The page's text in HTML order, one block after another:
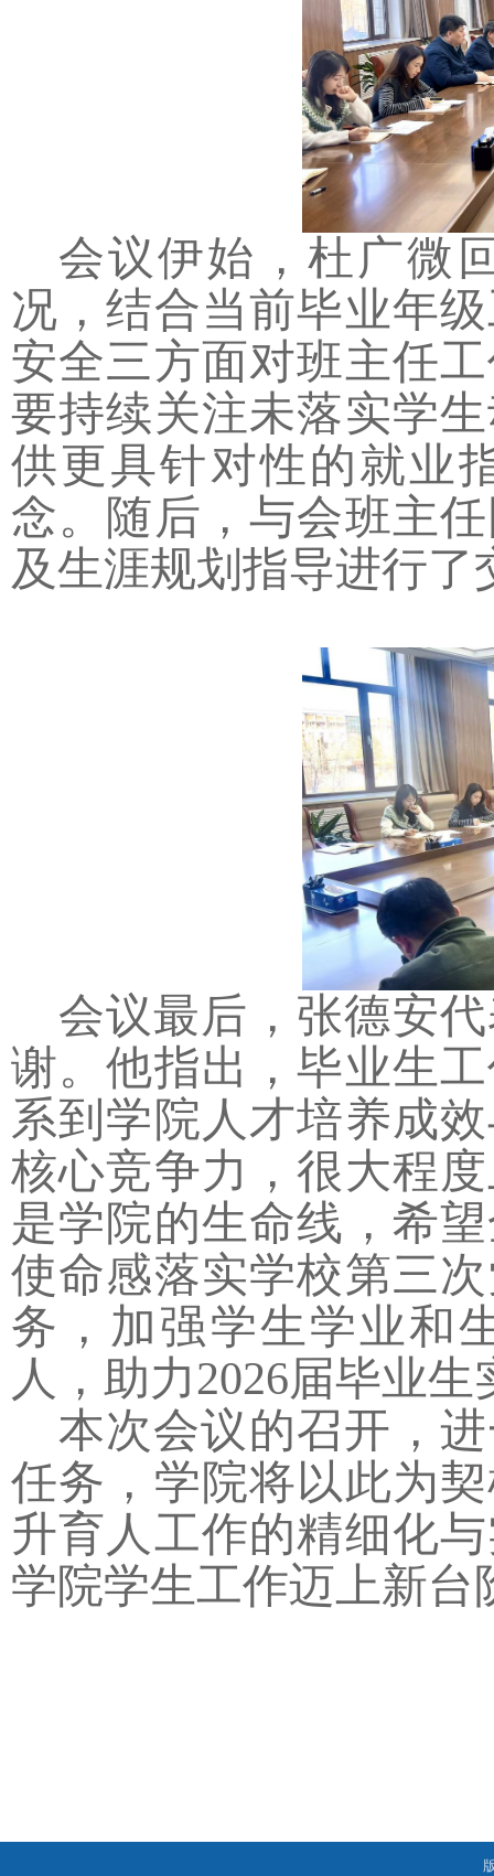
会议伊始，杜广微
况，结合当前毕业年
安全三方面对班主任
要持续关注未落实学
供更具针对性的就业
念。随后，与会班主
及生涯规划指导进行了
会议最后，张德安
谢。他指出，毕业生
系到学院人才培养成
核心竞争力，很大程
是学院的生命线，希
使命感落实学校第三
务，加强学生学业和
人，助力2026届毕业
本次会议的召开，
任务，学院将以此为
升育人工作的精细化
学院学生工作迈上新台